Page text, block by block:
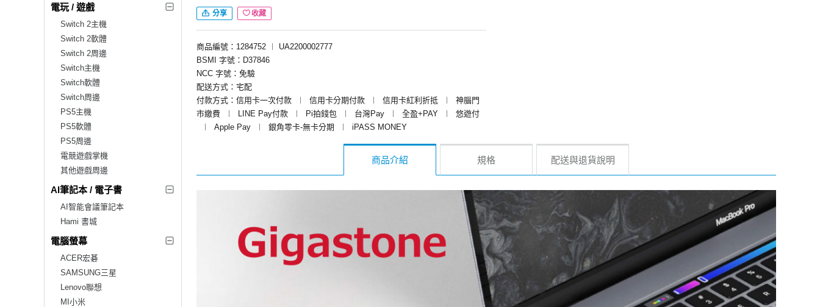
電玩 / 遊戲
Switch 2主機
Switch 2軟體
Switch 2周邊
Switch主機
Switch軟體
Switch周邊
PS5主機
PS5軟體
PS5周邊
電競遊戲掌機
其他遊戲周邊
AI筆記本 / 電子書
AI智能會議筆記本
Hami 書城
電腦螢幕
ACER宏碁
SAMSUNG三星
Lenovo聯想
MI小米
分享 收藏
商品編號：1284752 ︱
UA2200002777
BSMI 字號：D37846
NCC 字號：免驗
配送方式：宅配
付款方式：信用卡一次付款
︱ 信用卡分期付款 ︱ 信用卡紅利折抵 ︱
神腦門
市繳費
︱ LINE Pay付款 ︱ Pi拍錢包 ︱ 台灣Pay ︱ 全盈+PAY ︱
悠遊付
︱
Apple Pay ︱ 銀角零卡-無卡分期 ︱ iPASS MONEY
商品介紹 規格 配送與退貨說明